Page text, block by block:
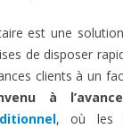
est une
de disposer
clients à un
à l’avance
, où les